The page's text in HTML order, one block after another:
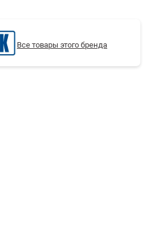
Все товары этого бренда